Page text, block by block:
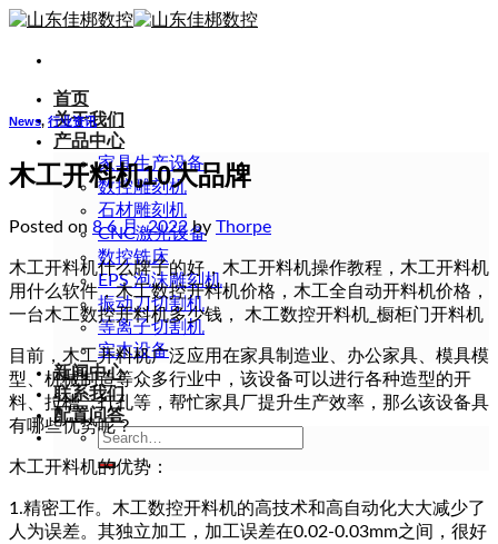
Skip
content
首页
关于我们
产品中心
家具生产设备
数控雕刻机
石材雕刻机
CNC激光设备
数控铣床
EPS 泡沫雕刻机
振动刀切割机
等离子切割机
实木设备
新闻中心
联系我们
配置问答
Search
for:
News, 行业资讯
木工开料机10大品牌
Posted on 8 6 月, 2022by Thorpe
木工开料机什么牌子的好，木工开料机操作教程，木工开料机
用什么软件，木工数控开料机价格，木工全自动开料机价格，
一台木工数控开料机多少钱， 木工数控开料机_橱柜门开料机
目前，木工开料机广泛应用在家具制造业、办公家具、模具模
型、机械制造等众多行业中，该设备可以进行各种造型的开
料、拉槽、打孔等，帮忙家具厂提升生产效率，那么该设备具
有哪些优势呢？
木工开料机的优势：
1.精密工作。木工数控开料机的高技术和高自动化大大减少了
人为误差。其独立加工，加工误差在0.02-0.03mm之间，很好